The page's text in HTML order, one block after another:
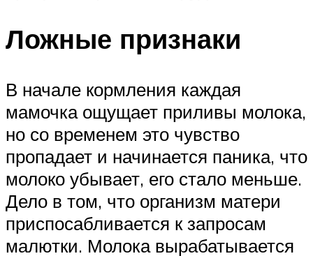
Ложные признаки
В начале кормления каждая
мамочка ощущает приливы молока,
но со временем это чувство
пропадает и начинается паника, что
молоко убывает, его стало меньше.
Дело в том, что организм матери
приспосабливается к запросам
малютки. Молока вырабатывается